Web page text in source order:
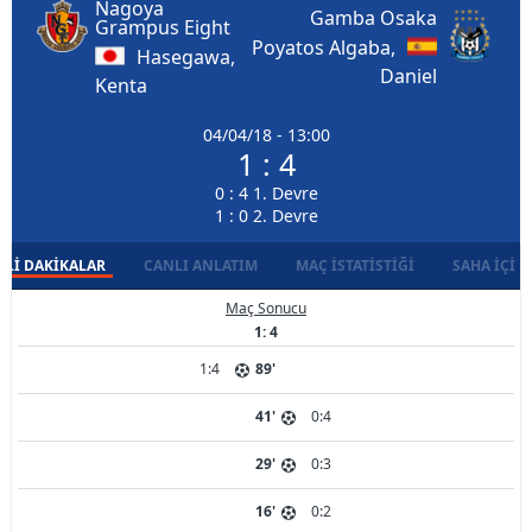
Nagoya
Grampus Eight
Hasegawa,
Kenta
04/04/18 - 13:00
1 : 4
0 : 4 1. Devre
1 : 0 2. Devre
Gamba Osaka
Poyatos Algaba,
Daniel
DAKIKALAR CANLI ANLATIM MAÇ İSTATISTIĞI SAHA İÇI
Maç Sonucu
1: 4
1:4
89'
41' 0:4
29' 0:3
16' 0:2